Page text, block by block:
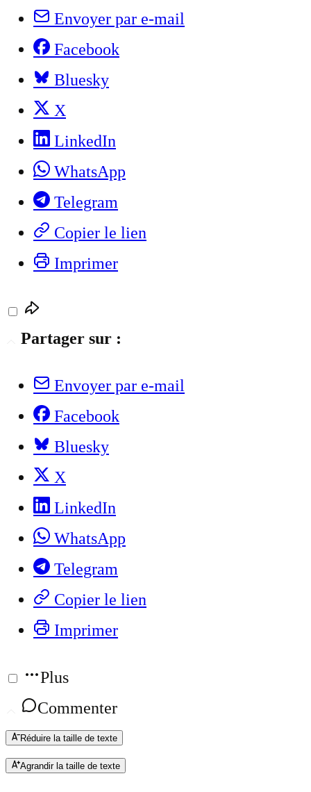
Envoyer par e-mail
Facebook
Bluesky
X
LinkedIn
WhatsApp
Telegram
Copier le lien
Imprimer
Partager sur :
Envoyer par e-mail
Facebook
Bluesky
X
LinkedIn
WhatsApp
Telegram
Copier le lien
Imprimer
Plus
Commenter
Réduire la taille de texte
Agrandir la taille de texte